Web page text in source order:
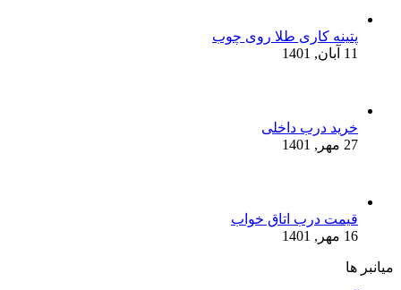
پتینه کاری طلا روی چوب
11 آبان, 1401
خرید درب داخلی
27 مهر, 1401
قیمت درب اتاق خواب
16 مهر, 1401
میانبر ها